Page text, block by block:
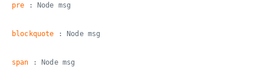
pre : Node msg
blockquote : Node msg
span : Node msg